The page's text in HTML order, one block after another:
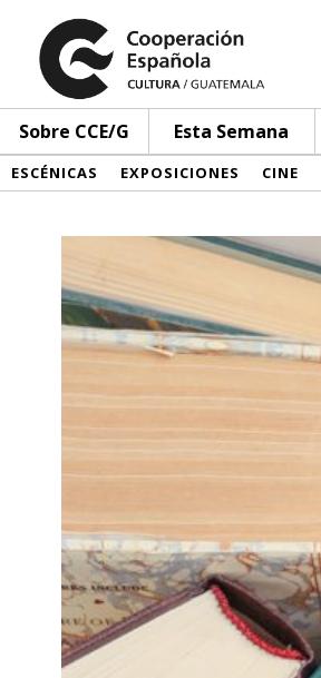
Sobre CCE/G Esta Semana
ESCÉNICAS EXPOSICIONES CINE